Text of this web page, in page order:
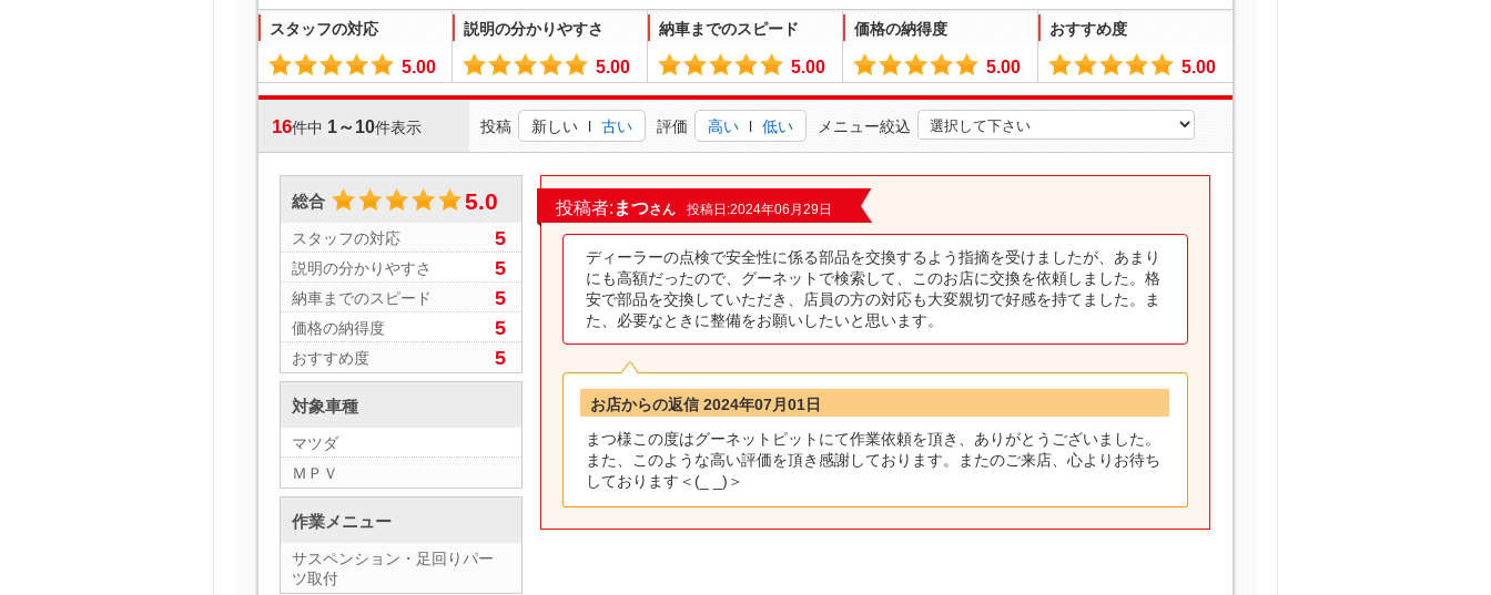
スタッフの対応 説明の分かりやすさ 納車までのスピード 価格の納得度 おすすめ度
5.00 5.00 5.00 5.00 5.00
16件中 1～10件表示 投稿 新しい l 古い 評価 高い l 低い メニュー絞込
総合 5.0
スタッフの対応 5
説明の分かりやすさ 5
納車までのスピード 5
価格の納得度 5
おすすめ度 5
対象車種
マツダ
ＭＰＶ
作業メニュー
サスペンション・足回りパー
ツ取付
投稿者: まつさん 投稿日:2024年06月29日
ディーラーの点検で安全性に係る部品を交換するよう指摘を受けましたが、あまり
にも高額だったので、グーネットで検索して、このお店に交換を依頼しました。格
安で部品を交換していただき、店員の方の対応も大変親切で好感を持てました。ま
た、必要なときに整備をお願いしたいと思います。
お店からの返信 2024年07月01日
まつ様この度はグーネットピットにて作業依頼を頂き、ありがとうございました。
また、このような高い評価を頂き感謝しております。またのご来店、心よりお待ち
しております＜(_ _)＞